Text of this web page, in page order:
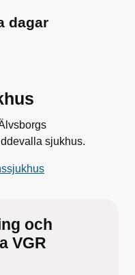
dagar
sjukhus.
och
VGR